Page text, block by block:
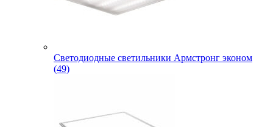
Светодиодные светильники Армстронг эконом
(49)